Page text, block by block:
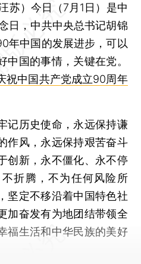
苏） 今日（7月1日）是中
日，中共中央总书记胡锦
年中国的发展进步，可以
国的事情，关键在党。
祝中国共产党成立90周年
历史使命，永远保持谦
作风，永远保持艰苦奋斗
创新，永不僵化、永不停
折腾，不为任何风险所
坚定不移沿着中国特色社
加奋发有为地团结带领全
福生活和中华民族的美好